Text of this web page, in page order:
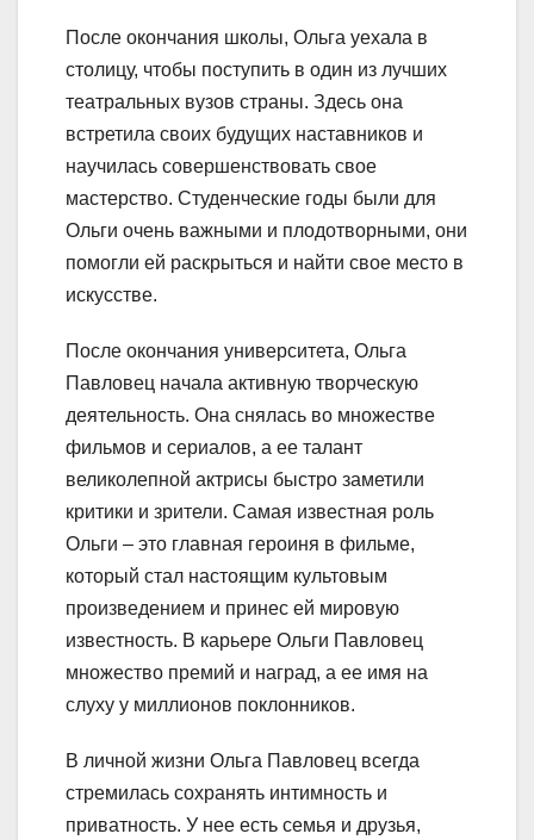
После окончания школы, Ольга уехала в
столицу, чтобы поступить в один из лучших
театральных вузов страны. Здесь она
встретила своих будущих наставников и
научилась совершенствовать свое
мастерство. Студенческие годы были для
Ольги очень важными и плодотворными, они
помогли ей раскрыться и найти свое место в
искусстве.
После окончания университета, Ольга
Павловец начала активную творческую
деятельность. Она снялась во множестве
фильмов и сериалов, а ее талант
великолепной актрисы быстро заметили
критики и зрители. Самая известная роль
Ольги – это главная героиня в фильме,
который стал настоящим культовым
произведением и принес ей мировую
известность. В карьере Ольги Павловец
множество премий и наград, а ее имя на
слуху у миллионов поклонников.
В личной жизни Ольга Павловец всегда
стремилась сохранять интимность и
приватность. У нее есть семья и друзья,